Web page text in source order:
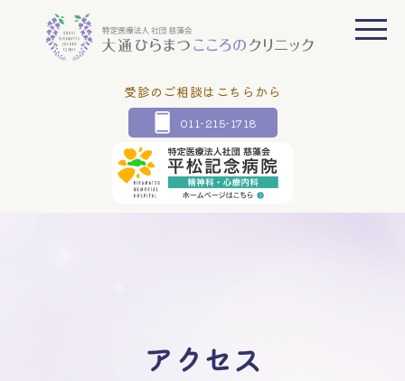
受診のご相談はこちらから
011-215-1718
アクセス